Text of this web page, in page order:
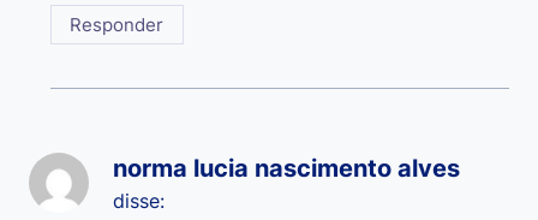
Responder
norma lucia nascimento alves
disse: